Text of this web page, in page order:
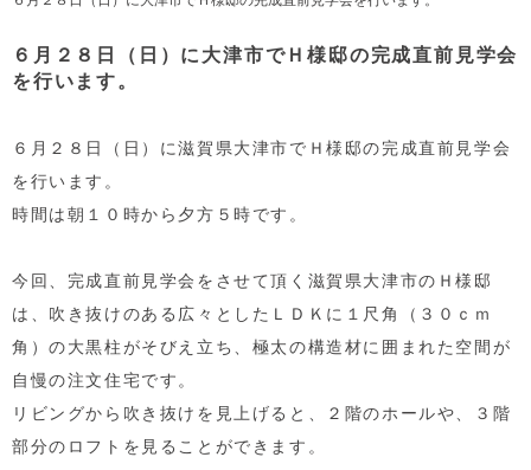
６月２８日（日）に大津市でＨ様邸の完成直前見学会
を行います。
６月２８日（日）に滋賀県大津市でＨ様邸の完成直前見学会
を行います。
時間は朝１０時から夕方５時です。
今回、完成直前見学会をさせて頂く滋賀県大津市のＨ様邸
は、吹き抜けのある広々としたＬＤＫに１尺角（３０ｃｍ
角）の大黒柱がそびえ立ち、極太の構造材に囲まれた空間が
自慢の注文住宅です。
リビングから吹き抜けを見上げると、２階のホールや、３階
部分のロフトを見ることができます。